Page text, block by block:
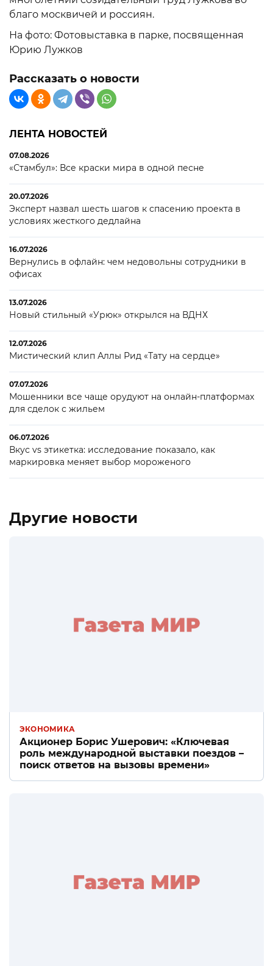
благо москвичей и россиян.
На фото: Фотовыставка в парке, посвященная
Юрию Лужков
Рассказать о новости
ЛЕНТА НОВОСТЕЙ
07.08.2026
«Стамбул»: Все краски мира в одной песне
20.07.2026
Эксперт назвал шесть шагов к спасению проекта в
условиях жесткого дедлайна
16.07.2026
Вернулись в офлайн: чем недовольны сотрудники в
офисах
13.07.2026
Новый стильный «Урюк» открылся на ВДНХ
12.07.2026
Мистический клип Аллы Рид «Тату на сердце»
07.07.2026
Мошенники все чаще орудуют на онлайн-платформах
для сделок с жильем
06.07.2026
Вкус vs этикетка: исследование показало, как
маркировка меняет выбор мороженого
Другие новости
ЭКОНОМИКА
Акционер Борис Ушерович: «Ключевая
роль международной выставки поездов –
поиск ответов на вызовы времени»